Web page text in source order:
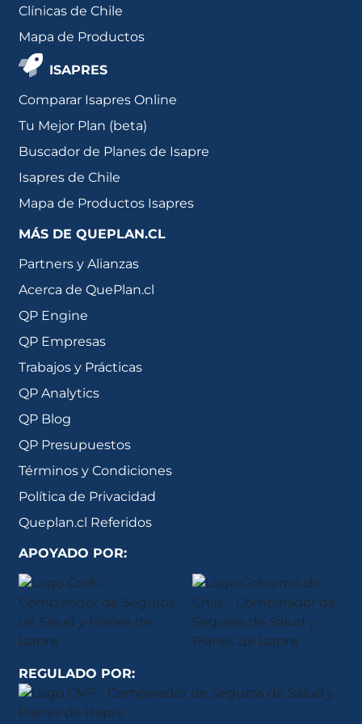
Clínicas de Chile
Mapa de Productos
ISAPRES
Comparar Isapres Online
Tu Mejor Plan (beta)
Buscador de Planes de Isapre
Isapres de Chile
Mapa de Productos Isapres
MÁS DE QUEPLAN.CL
Partners y Alianzas
Acerca de QuePlan.cl
QP Engine
QP Empresas
Trabajos y Prácticas
QP Analytics
QP Blog
QP Presupuestos
Términos y Condiciones
Política de Privacidad
Queplan.cl Referidos
APOYADO POR:
REGULADO POR: